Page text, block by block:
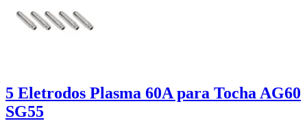
5 Eletrodos Plasma 60A para Tocha AG60
SG55